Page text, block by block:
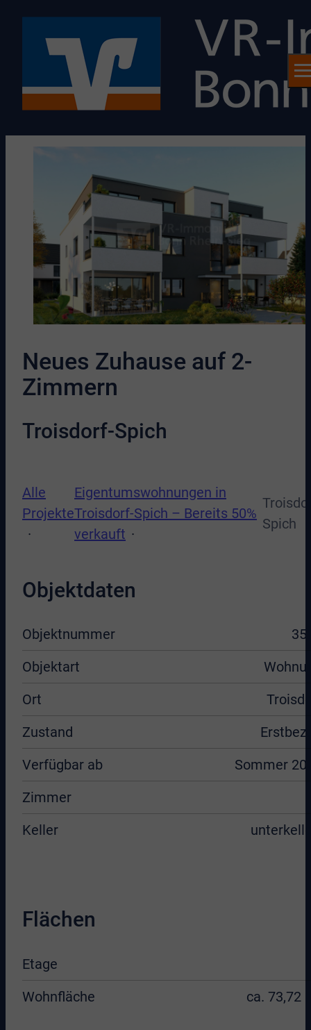
Neues Zuhause auf 2-
Zimmern
Troisdorf-Spich
Alle
Projekte
Eigentumswohnungen in
Troisdorf-Spich – Bereits 50%
verkauft
Spich
Objektdaten
Objektnummer
Objektart
Ort
Zustand
Verfügbar ab
Sommer
Zimmer
Keller
Flächen
Etage
Wohnfläche
ca. 73,72